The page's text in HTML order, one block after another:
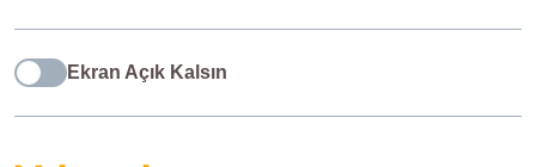
Ekran Açık Kalsın